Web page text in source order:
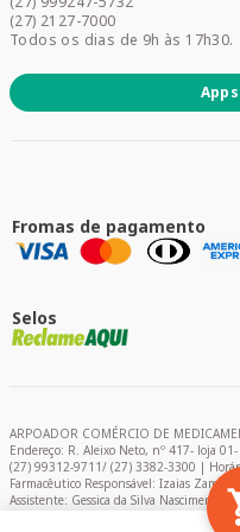
Promoções
(27) 2127-7000
Todos os dias de 9h às 17h30.
Fromas de pagamento
Selos
ARPOADOR COMÉRCIO DE
Endereço: R. Aleixo Neto, nº 417- loja
(27) 99312-9711/ (27) 3382-3300 |
Farmacêutico Responsável: Izaias
Assistente: Gessica da Silva Nascimento
2024849/2020 | AFE: 0.11366-0 |